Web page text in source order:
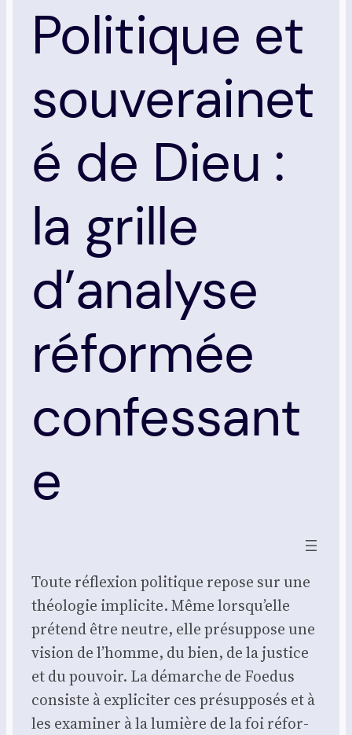
Politique et
souverainet
é de Dieu :
la grille
d’analyse
réformée
confessant
e
Toute réflexion poli­tique repose sur une
théo­lo­gie impli­cite. Même lorsqu’elle
pré­tend être neutre, elle pré­sup­pose une
vision de l’homme, du bien, de la jus­tice
et du pou­voir. La démarche de Foe­dus
consiste à expli­ci­ter ces pré­sup­po­sés et à
les exa­mi­ner à la lumière de la foi réfor­